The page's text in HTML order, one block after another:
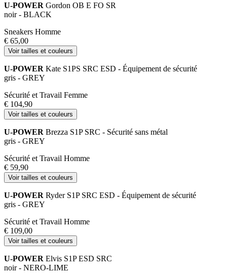
U-POWER Gordon OB E FO SR
noir - BLACK
Sneakers Homme
€ 65,00
Voir tailles et couleurs
U-POWER Kate S1PS SRC ESD - Équipement de sécurité
gris - GREY
Sécurité et Travail Femme
€ 104,90
Voir tailles et couleurs
U-POWER Brezza S1P SRC - Sécurité sans métal
gris - GREY
Sécurité et Travail Homme
€ 59,90
Voir tailles et couleurs
U-POWER Ryder S1P SRC ESD - Équipement de sécurité
gris - GREY
Sécurité et Travail Homme
€ 109,00
Voir tailles et couleurs
U-POWER Elvis S1P ESD SRC
noir - NERO-LIME